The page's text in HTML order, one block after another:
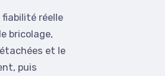
réelle
bricolage,
et le
puis